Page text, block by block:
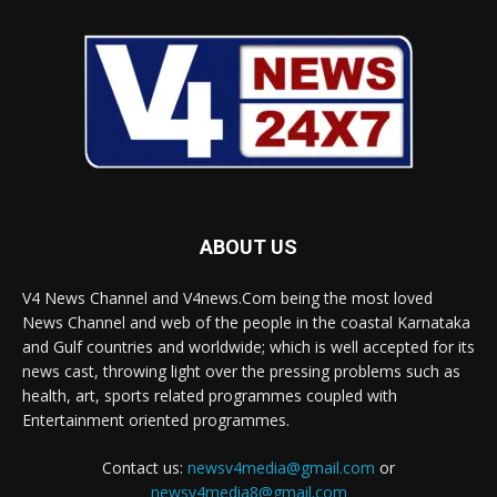
ABOUT US
V4 News Channel and V4news.Com being the most loved
News Channel and web of the people in the coastal Karnataka
and Gulf countries and worldwide; which is well accepted for its
news cast, throwing light over the pressing problems such as
health, art, sports related programmes coupled with
Entertainment oriented programmes.
Contact us: newsv4media@gmail.com or
newsv4media8@gmail.com